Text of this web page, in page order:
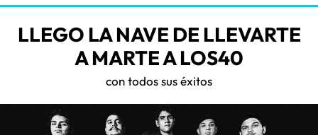
LLEGO LA NAVE DE LLEVARTE
A MARTE A LOS40
con todos sus éxitos